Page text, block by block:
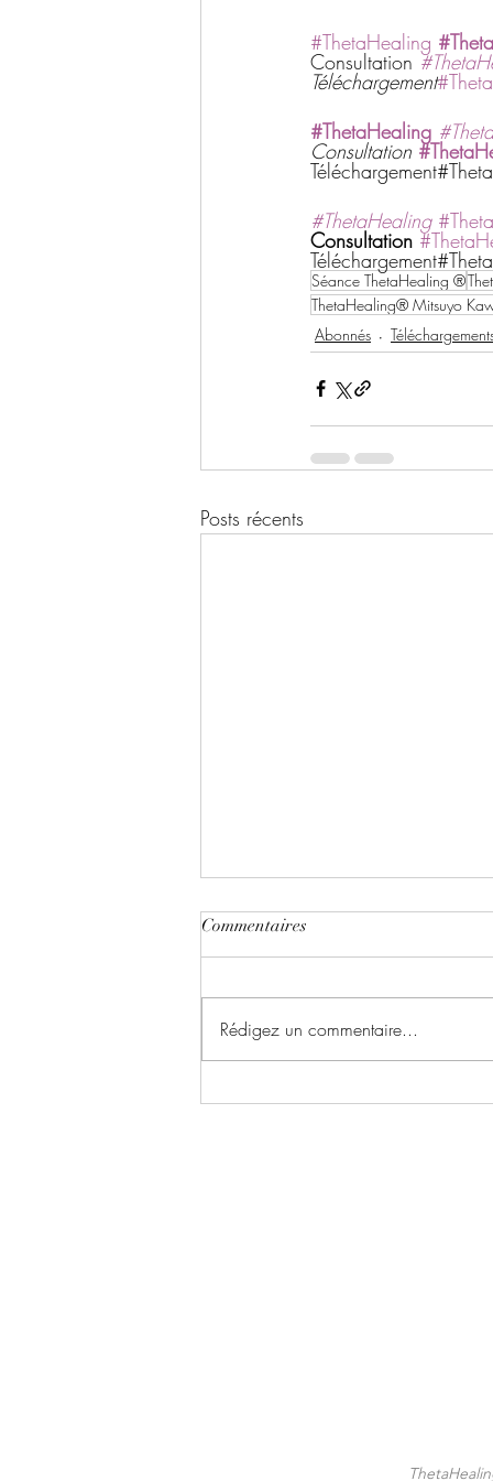
#ThetaHealing
Consultation
Téléchargement
#ThetaHealing
Consultation
#ThetaHealing
Consultation
Séance ThetaHealing ®
ThetaHealing® Mitsuyo
Abonnés
Posts récents
✨ Le Basculement !
Commentaires
Rédigez un commentaire...